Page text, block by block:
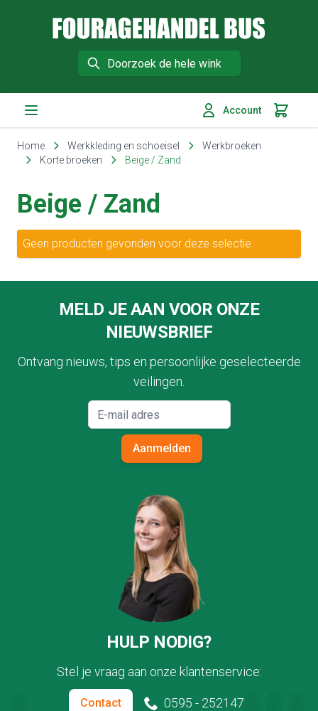
Search
Account
Home Werkkleding en schoeisel
Werkbroeken
Korte broeken
Beige / Zand
Beige / Zand
Geen producten gevonden voor deze selectie.
MELD JE AAN VOOR ONZE
NIEUWSBRIEF
Ontvang nieuws, tips en persoonlijke geselecteerde
veilingen.
Aanmelden
HULP NODIG?
Stel je vraag aan onze klantenservice:
Contact 0595 - 252147